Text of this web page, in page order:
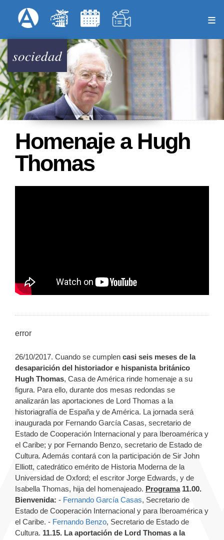
al
principal
Menú Superior
sociedad
Homenaje a Hugh
Thomas
error
26/10/2017. Cuando se cumplen casi seis meses de la
desaparición del historiador e hispanista británico
Hugh Thomas, Casa de América rinde homenaje a su
figura. Para ello, durante dos mesas redondas se
analizarán las aportaciones de Lord Thomas a la
historiagrafía de España y de América. La jornada será
inaugurada por Fernando García Casas, secretario de
Estado de Cooperación Internacional y para Iberoamérica y
el Caribe; y por Fernando Benzo, secretario de Estado de
Cultura. Además contará con la participación de Sir John
Elliott, catedrático emérito de Historia Moderna de la
Universidad de Oxford; el escritor Jorge Edwards, y de
Isabella Thomas, hija del homenajeado. Programa 11.00.
Bienvenida: - Fernando García Casas, Secretario de
Estado de Cooperación Internacional y para Iberoamérica y
el Caribe. - Fernando Benzo, Secretario de Estado de
Cultura. 11.15. La aportación de Lord Thomas a la